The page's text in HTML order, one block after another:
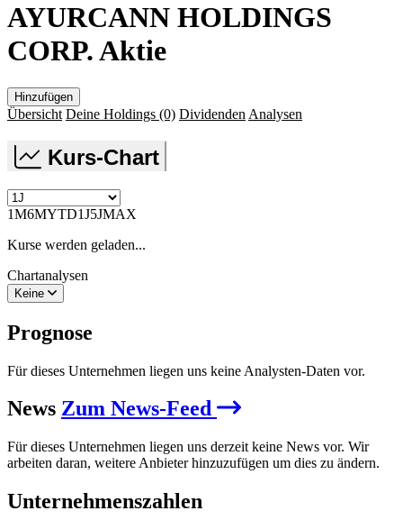
AYURCANN HOLDINGS
CORP. Aktie
Hinzufügen
Übersicht Deine Holdings (0) Dividenden Analysen
Kurs-Chart
1M6MYTD1J5JMAX
Kurse werden geladen...
Chartanalysen
Keine
Prognose
Für dieses Unternehmen liegen uns keine Analysten-Daten vor.
News Zum News-Feed
Für dieses Unternehmen liegen uns derzeit keine News vor. Wir
arbeiten daran, weitere Anbieter hinzuzufügen um dies zu ändern.
Unternehmenszahlen